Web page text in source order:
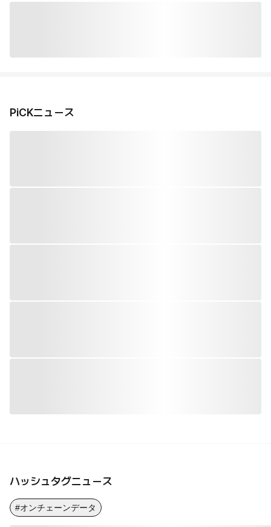
PiCKニュース
ハッシュタグニュース
#オンチェーンデータ